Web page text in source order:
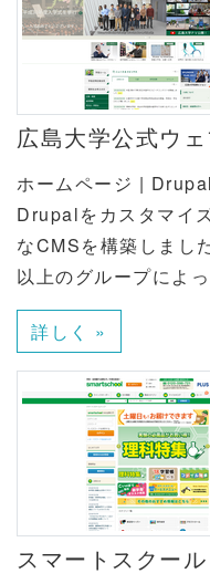
広島大学公式ウ
ホームページ | Drupal
Drupalをカスタマイ
なCMSを構築しまし
以上のグループによ
詳しく »
スマートスクール